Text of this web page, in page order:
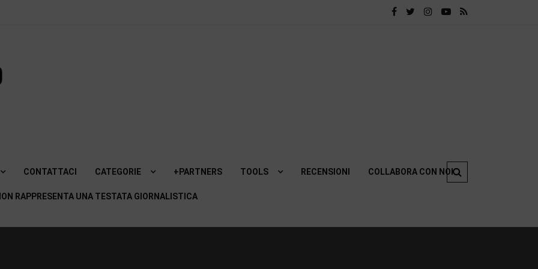
dedicato alla
Tecnologia!
CONTATTACI CATEGORIE +PARTNERS TOOLS RECENSIONI COLLABORA CON NOI
RAPPRESENTA UNA TESTATA GIORNALISTICA